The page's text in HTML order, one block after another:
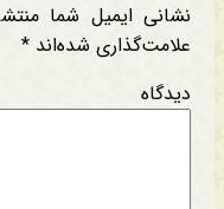
نشانی ایمیل شما
علامت‌گذاری شده‌اند *